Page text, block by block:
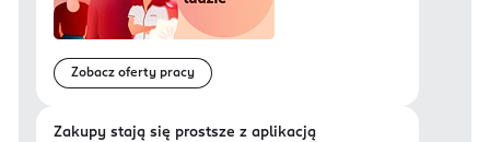
Zobacz oferty pracy
Zakupy stają się prostsze z aplikacją